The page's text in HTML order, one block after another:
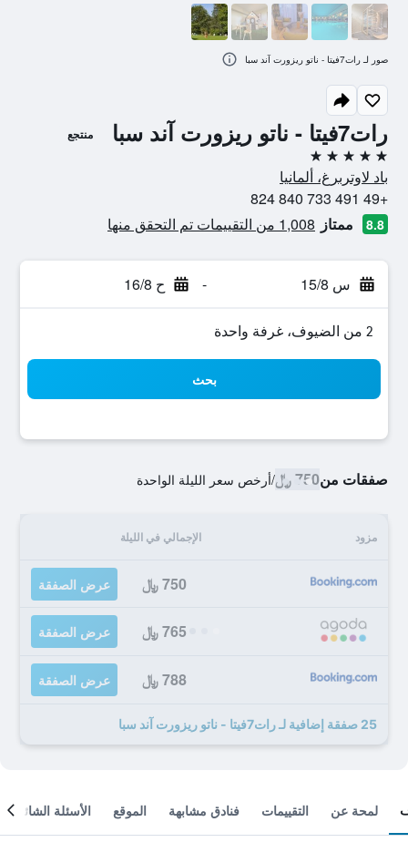
رات7فيتا - ناتو ريزورت آند سبا منتجع
5 نجوم
باد لاوتربرغ، ألمانيا
+49 491 733 840 824
8.8 ممتاز 1,008 من التقييمات تم التحقق منها
س 15/8 - ح 16/8
2 من الضيوف، غرفة واحدة
بحث
صفقات من750 ﷼ /أرخص سعر الليلة الواحدة
مزود الإجمالي في الليلة
750 ﷼ عرض الصفقة
765 ﷼ عرض الصفقة
788 ﷼ عرض الصفقة
25 صفقة إضافية لـ رات7فيتا - ناتو ريزورت آند سبا
صور لـ رات7فيتا - ناتو ريزورت آند سبا
لمحة عن التقييمات فنادق مشابهة الموقع الأسئلة الشائعة